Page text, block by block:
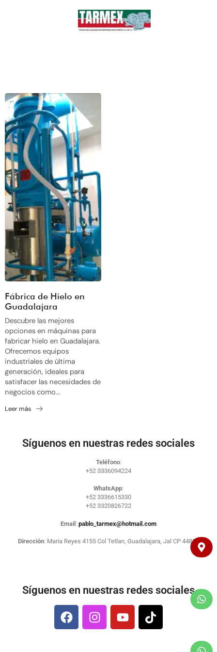
Fábrica de Hielo en
Guadalajara
Descubre las mejores
opciones en máquinas para
fabricar hielo en Guadalajara.
Ofrecemos equipos
industriales de última
generación, ideales para
satisfacer las necesidades de
negocios como...
Leer más
Síguenos en nuestras redes sociales
Teléfono:
+52 3336094224
WhatsApp:
+52 3336615330
+52 3320826722
Email : pablo_tarmex@hotmail.com
Dirección: Maria Reyes 4155 Col Tetlan, Guadalajara, Jal CP 44820
Síguenos en nuestras redes sociales